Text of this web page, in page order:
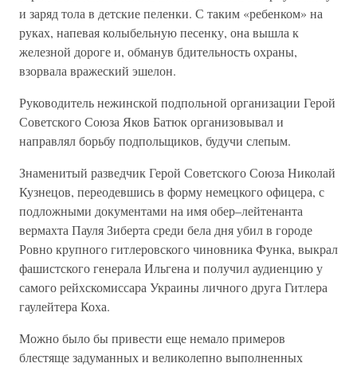
и заряд тола в детские пеленки. С таким «ребенком» на
руках, напевая колыбельную песенку, она вышла к
железной дороге и, обманув бдительность охраны,
взорвала вражеский эшелон.
Руководитель нежинской подпольной организации Герой
Советского Союза Яков Батюк организовывал и
направлял борьбу подпольщиков, будучи слепым.
Знаменитый разведчик Герой Советского Союза Николай
Кузнецов, переодевшись в форму немецкого офицера, с
подложными документами на имя обер–лейтенанта
вермахта Пауля Зиберта среди бела дня убил в городе
Ровно крупного гитлеровского чиновника Функа, выкрал
фашистского генерала Ильгена и получил аудиенцию у
самого рейхскомиссара Украины личного друга Гитлера
гаулейтера Коха.
Можно было бы привести еще немало примеров
блестяще задуманных и великолепно выполненных